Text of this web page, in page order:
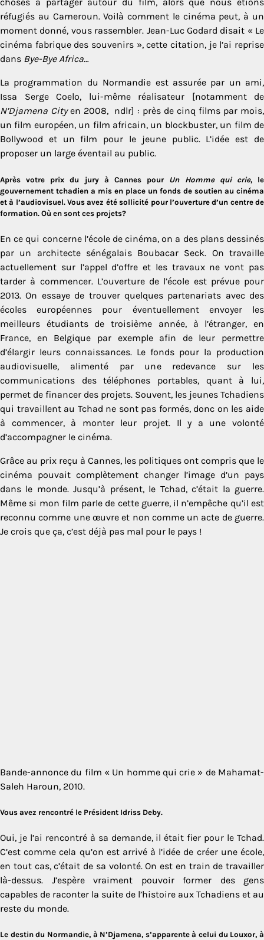
choses à partager autour du film, alors que nous étions
réfugiés au Cameroun. Voilà comment le cinéma peut, à un
moment donné, vous rassembler. Jean-Luc Godard disait « Le
cinéma fabrique des souvenirs », cette citation, je l’ai reprise
dans Bye-Bye Africa…
La programmation du Normandie est assurée par un ami,
Issa Serge Coelo, lui-même réalisateur [notamment de
N’Djamena Cityen 2008, ndlr] : près de cinq films par mois,
un film européen, un film africain, un blockbuster, un film de
Bollywood et un film pour le jeune public. L’idée est de
proposer un large éventail au public.
Après votre prix du jury à Cannes pour Un Homme qui crie, le
gouvernement tchadien a mis en place un fonds de soutien au cinéma
et à l’audiovisuel. Vous avez été sollicité pour l’ouverture d’un centre de
formation. Où en sont ces projets?
En ce qui concerne l’école de cinéma, on a des plans dessinés
par un architecte sénégalais Boubacar Seck. On travaille
actuellement sur l’appel d’offre et les travaux ne vont pas
tarder à commencer. L’ouverture de l’école est prévue pour
2013. On essaye de trouver quelques partenariats avec des
écoles européennes pour éventuellement envoyer les
meilleurs étudiants de troisième année, à l’étranger, en
France, en Belgique par exemple afin de leur permettre
d’élargir leurs connaissances. Le fonds pour la production
audiovisuelle, alimenté par une redevance sur les
communications des téléphones portables, quant à lui,
permet de financer des projets. Souvent, les jeunes Tchadiens
qui travaillent au Tchad ne sont pas formés, donc on les aide
à commencer, à monter leur projet. Il y a une volonté
d’accompagner le cinéma.
Grâce au prix reçu à Cannes, les politiques ont compris que le
cinéma pouvait complètement changer l’image d’un pays
dans le monde. Jusqu’à présent, le Tchad, c’était la guerre.
Même si mon film parle de cette guerre, il n’empêche qu’il est
reconnu comme une œuvre et non comme un acte de guerre.
Je crois que ça, c’est déjà pas mal pour le pays !
Bande-annonce du film « Un homme qui crie » de Mahamat-
Saleh Haroun, 2010.
Vous avez rencontré le Président Idriss Deby.
Oui, je l’ai rencontré à sa demande, il était fier pour le Tchad.
C’est comme cela qu’on est arrivé à l’idée de créer une école,
en tout cas, c’était de sa volonté. On est en train de travailler
là-dessus. J’espère vraiment pouvoir former des gens
capables de raconter la suite de l’histoire aux Tchadiens et au
reste du monde.
Le destin du Normandie, à N’Djamena, s’apparente à celui du Louxor, à